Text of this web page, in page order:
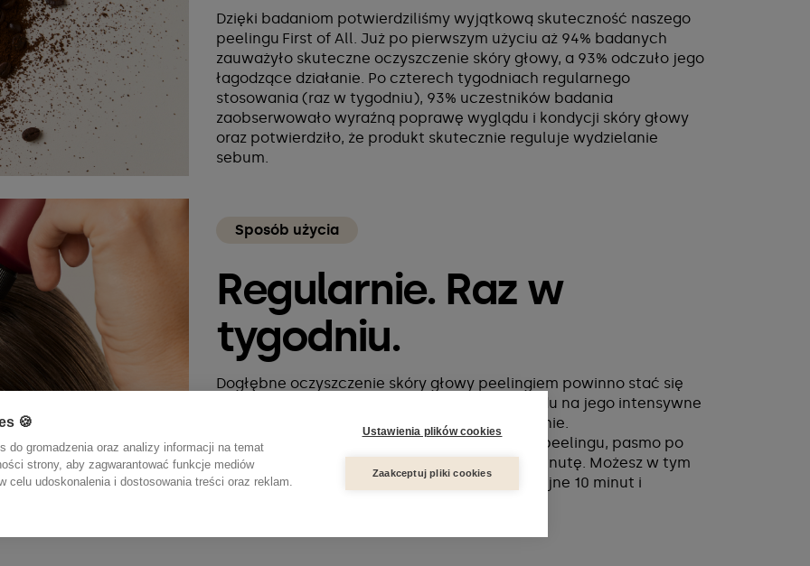
Dzięki badaniom potwierdziliśmy wyjątkową skuteczność naszego
peelingu First of All. Już po pierwszym użyciu aż 94% badanych
zauważyło skuteczne oczyszczenie skóry głowy, a 93% odczuło jego
łagodzące działanie. Po czterech tygodniach regularnego
stosowania (raz w tygodniu), 93% uczestników badania
zaobserwowało wyraźną poprawę wyglądu i kondycji skóry głowy
oraz potwierdziło, że produkt skutecznie reguluje wydzielanie
sebum.
Sposób użycia
Regularnie. Raz w
tygodniu.
Dogłębne oczyszczenie skóry głowy peelingiem powinno stać się
Twoim stałym rytuałem pielęgnacji. Ze względu na jego intensywne
działanie stosuj go raz w tygodniu, ale regularnie.
Przed umyciem włosów nałóż niewielką ilość peelingu, pasmo po
paśmie, na suchą skórę głowy i masuj przez minutę. Możesz w tym
celu użyć masażera Go A-Head. Odczekaj kolejne 10 minut i
🍪
do gromadzenia oraz analizy informacji na temat
strony, aby zagwarantować funkcje mediów
celu udoskonalenia i dostosowania treści oraz reklam.
Ustawienia plików cookies
Zaakceptuj pliki cookies